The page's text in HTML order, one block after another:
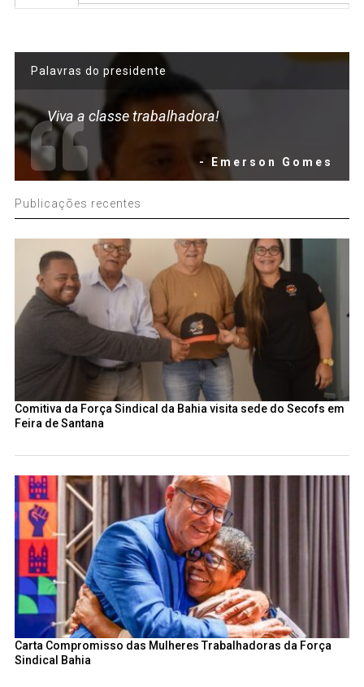
Palavras do presidente
Viva a classe trabalhadora!
- Emerson Gomes
Publicações recentes
Comitiva da Força Sindical da Bahia visita sede do Secofs em
Feira de Santana
Carta Compromisso das Mulheres Trabalhadoras da Força
Sindical Bahia